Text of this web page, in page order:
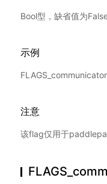
Bool型，缺省值为
示例
注意
该flag仅用于